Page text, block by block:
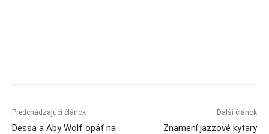
Predchádzajúci článok
Dessa a Aby Wolf opäť na
Ďalší článok
Znamení jazzové kytary